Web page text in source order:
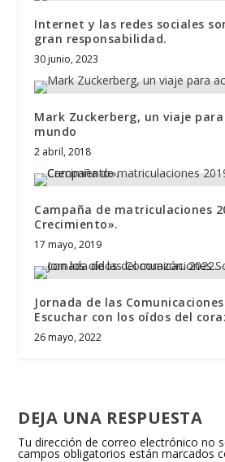
Internet y las redes sociales
gran responsabilidad.
30 junio, 2023
Mark Zuckerberg, un viaje
mundo
2 abril, 2018
Campaña de matriculaciones
Crecimiento».
17 mayo, 2019
Jornada de las
Escuchar con los oídos del
26 mayo, 2022
DEJA UNA RESPUESTA
Tu dirección de correo electrónico no
campos obligatorios están marcados